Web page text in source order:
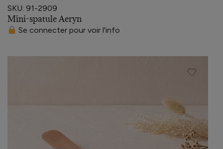
SKU: 91-2909
Mini-spatule Aeryn
Se connecter pour voir l'info